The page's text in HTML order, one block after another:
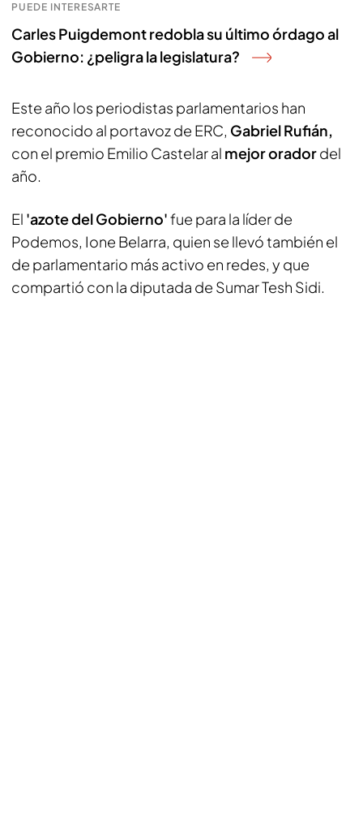
PUEDE INTERESARTE
Carles Puigdemont redobla su último órdago al
Gobierno: ¿peligra la legislatura?
Este año los periodistas parlamentarios han
reconocido al portavoz de ERC, Gabriel Rufián,
con el premio Emilio Castelar al mejor oradordel
año.
El 'azote del Gobierno'fue para la líder de
Podemos, Ione Belarra, quien se llevó también el
de parlamentario más activo en redes, y que
compartió con la diputada de Sumar Tesh Sidi.